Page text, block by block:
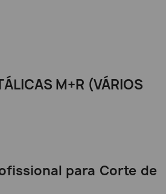
M+R (VÁRIOS
para Corte de